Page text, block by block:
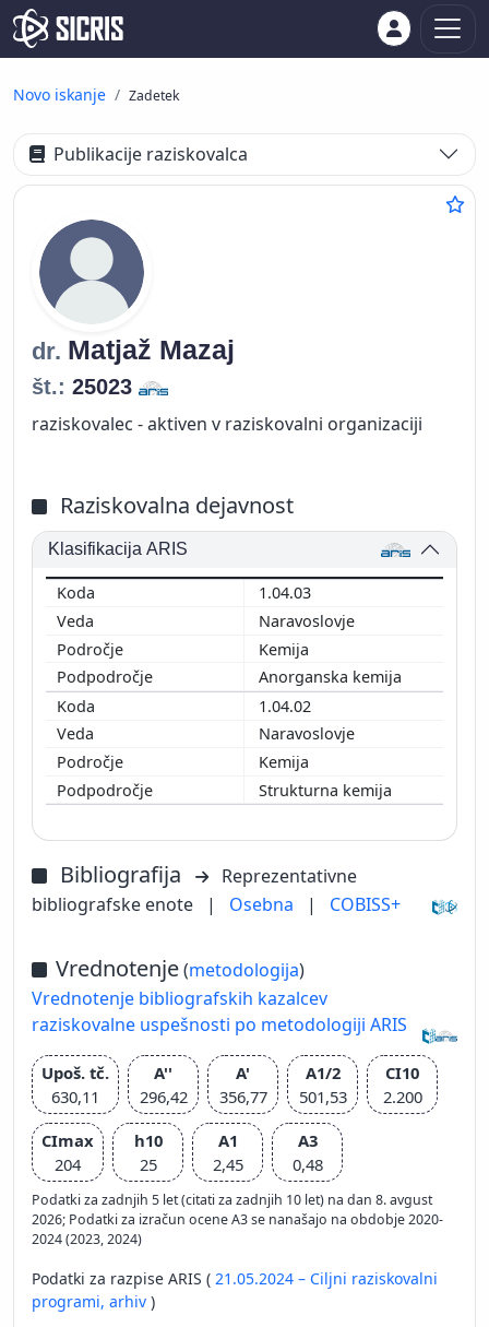
Novo iskanje Zadetek
Publikacije raziskovalca
dr. Matjaž Mazaj
št.: 25023
raziskovalec - aktiven v raziskovalni organizaciji
Raziskovalna dejavnost
Klasifikacija ARIS
1.04.03
Naravoslovje
Kemija
Anorganska kemija
1.04.02
Naravoslovje
Kemija
Strukturna kemija
Bibliografija
Reprezentativne
bibliografske enote
| Osebna | COBISS+
Vrednotenje(metodologija)
Vrednotenje bibliografskih kazalcev
raziskovalne uspešnosti po metodologiji ARIS
Upoš. tč.
630,11
A''
296,42
A'
356,77
A1/2
501,53
CI10
2.200
CImax
204
h10
25
A1
2,45
A3
0,48
Podatki za zadnjih 5 let (citati za zadnjih 10 let) na dan 8. avgust
2026; Podatki za izračun ocene A3 se nanašajo na obdobje 2020-
2024 (2023, 2024)
Podatki za razpise ARIS ( 21.05.2024 – Ciljni raziskovalni
programi, arhiv )